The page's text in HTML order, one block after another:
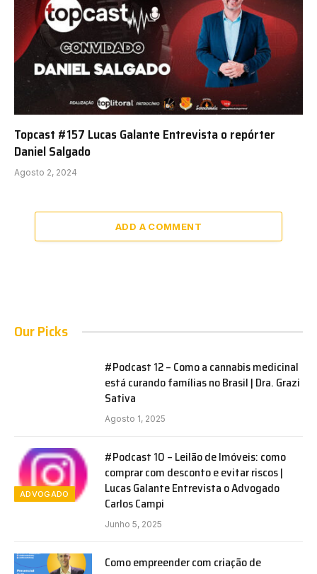
Topcast #157 Lucas Galante Entrevista o repórter
Daniel Salgado
Agosto 2, 2024
ADD A COMMENT
Our Picks
#Podcast 12 – Como a cannabis medicinal
está curando famílias no Brasil | Dra. Grazi
Sativa
Agosto 1, 2025
ADVOGADO
#Podcast 10 – Leilão de Imóveis: como
comprar com desconto e evitar riscos |
Lucas Galante Entrevista o Advogado
Carlos Campi
Junho 5, 2025
Como empreender com criação de